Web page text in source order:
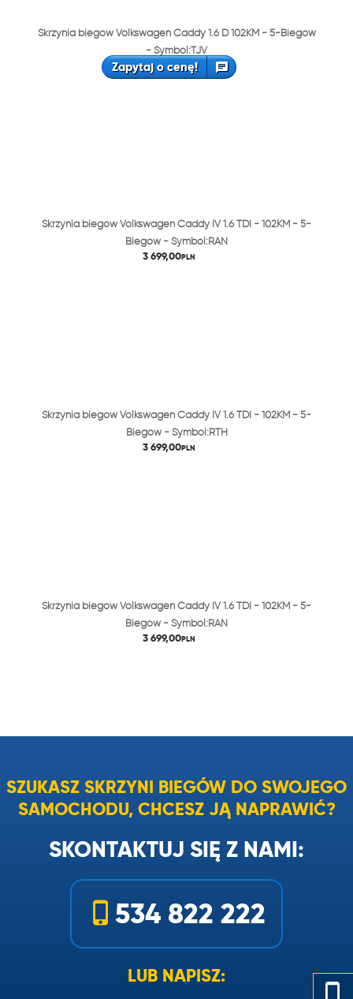
Skrzynia biegów Volkswagen Caddy 1.6 D 102KM - 5-Biegów
- Symbol:TJV
Zapytaj o cenę!
Skrzynia biegów Volkswagen Caddy IV 1.6 TDI - 102KM - 5-
Biegów - Symbol:RAN
3 699,00PLN
Skrzynia biegów Volkswagen Caddy IV 1.6 TDI - 102KM - 5-
Biegów - Symbol:RTH
3 699,00PLN
Skrzynia biegów Volkswagen Caddy IV 1.6 TDI - 102KM - 5-
Biegów - Symbol:RAN
3 699,00PLN
SZUKASZ SKRZYNI BIEGÓW DO SWOJEGO
SAMOCHODU, CHCESZ JĄ NAPRAWIĆ?
SKONTAKTUJ SIĘ Z NAMI:
534 822 222
LUB NAPISZ: